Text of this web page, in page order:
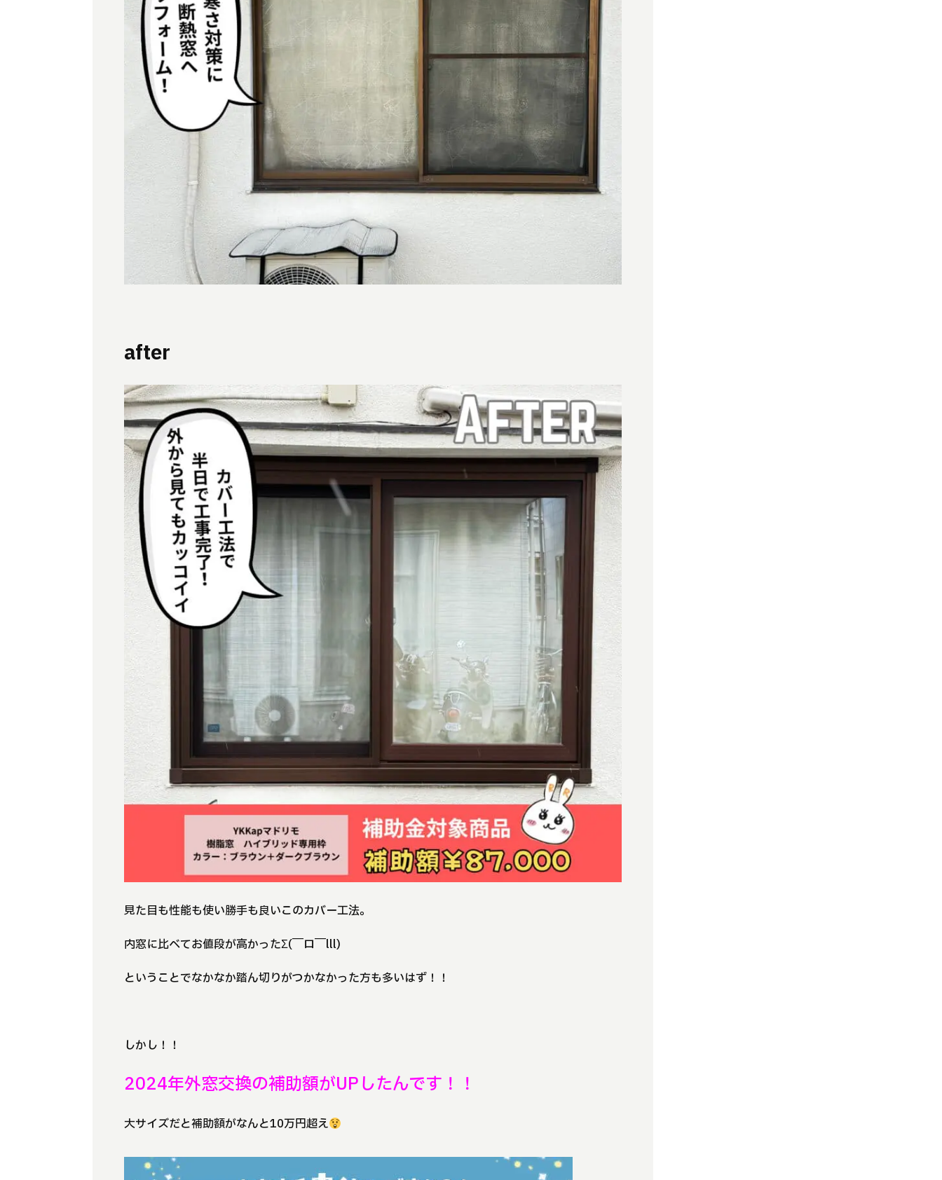
after
見た目も性能も使い勝手も良いこのカバー工法。
内窓に比べてお値段が高かったΣ(￣ロ￣lll)
ということでなかなか踏ん切りがつかなかった方も多いはず！！
しかし！！
2024年外窓交換の補助額がUPしたんです！！
大サイズだと補助額がなんと10万円超え